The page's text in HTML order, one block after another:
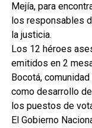
Mejía, para
los responsables
la justicia.
Los 12 héroes
emitidos en 2
Bocotá,
como desarrollo
los puestos de
El Gobierno